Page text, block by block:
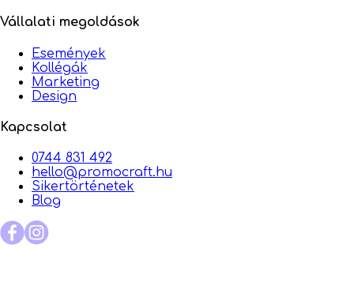
Vállalati megoldások
Események
Kollégák
Marketing
Design
Kapcsolat
0744 831 492
hello@promocraft.hu
Sikertörténetek
Blog